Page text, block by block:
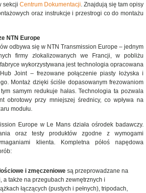
sekcji Centrum Dokumentacji. Znajdują się tam opisy
oraz instrukcje i przestrogi co do montażu
NTN Europe
odbywa się w NTN Transmission Europe – jednym
firmy zlokalizowanych we Francji, w pobliżu
wykorzystywana jest technologia opracowana
Joint – frezowane połączenie piasty łożyska i
Montaż dzięki ściśle dopasowanym frezowaniom
samym redukuje hałas. Technologia ta pozwala
obrotowy przy mniejszej średnicy, co wpływa na
modułu.
Europe w Le Mans działa ośrodek badawczy.
oraz testy produktów zgodne z wymogami
klienta. Kompletna półoś napędowa
i zmęczeniowe są przeprowadzane na
a także na przegubach zewnętrznych i
łączących (pustych i pełnych), tripodach,